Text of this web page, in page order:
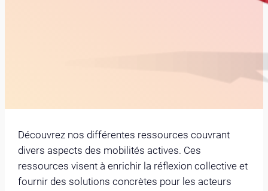
Découvrez nos différentes ressources couvrant
divers aspects des mobilités actives. Ces
ressources visent à enrichir la réflexion collective et
fournir des solutions concrètes pour les acteurs